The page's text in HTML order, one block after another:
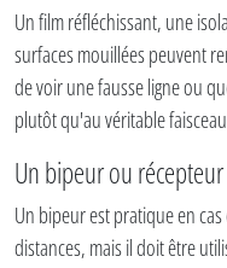
Un film réfléchissant, une
surfaces mouillées peuvent
de voir une fausse ligne ou
plutôt qu'au véritable
Un bipeur ou
Un bipeur est pratique en
distances, mais il doit être